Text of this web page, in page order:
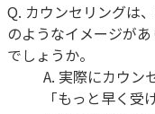
Q. カウンセリングは
のようなイメージが
でしょうか。
A. 実際にカウン
「もっと早く